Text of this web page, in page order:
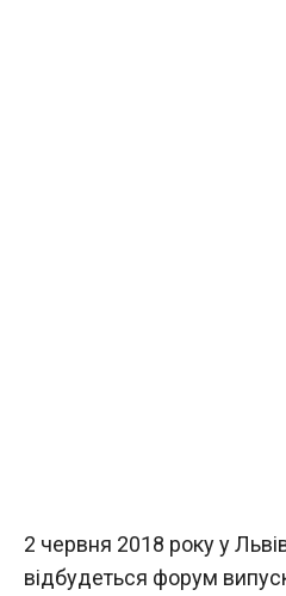
2 червня 2018 року у
відбудеться форум